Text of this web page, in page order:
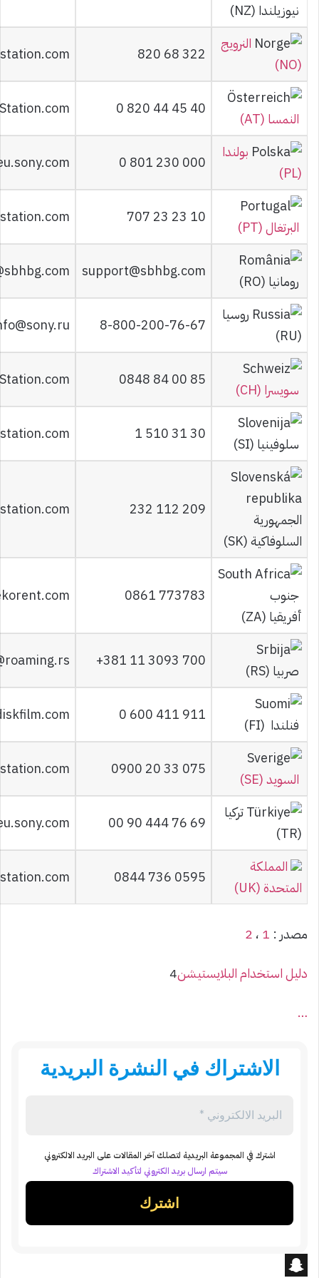
نيوزيلندا (NZ)
النرويج
(NO)
820 68 322
النمسا (AT)
0 820 44 45 40
بولندا
(PL)
0 801 230 000
البرتغال (PT)
707 23 23 10
رومانيا (RO)
support@sbhbg.com
روسيا
(RU)
8-800-200-76-67
سويسرا (CH)
0848 84 00 85
سلوفينيا (SI)
1 510 31 30
الجمهورية
السلوفاكية (SK)
232 112 209
جنوب
أفريقيا (ZA)
0861 773783
صربيا (RS)
+381 11 3093 700
فنلندا (FI)
0 600 411 911
السويد (SE)
0900 20 33 075
تركيا
(TR)
00 90 444 76 69
المملكة
المتحدة (UK)
0844 736 0595
مصدر : 1 ، 2
دليل استخدام البلايستيشن4
…
الاشتراك في النشرة البريدية
اشترك في المجموعة البريدية لتصلك آخر المقالات على البريد الالكتروني
سيتم ارسال بريد الكتروني لتأكيد الاشتراك